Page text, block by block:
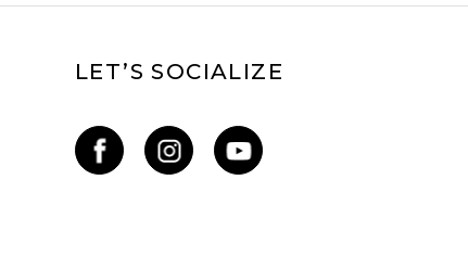
LET’S SOCIALIZE